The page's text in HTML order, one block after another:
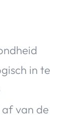
in te
van de